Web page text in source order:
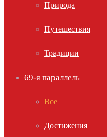
Природа
Путешествия
Традиции
69-я параллель
Все
Достижения